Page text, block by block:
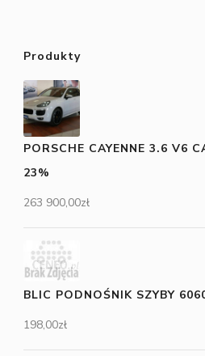
Produkty
PORSCHE CAYENNE 3.6 V6
23%
263 900,00zł
BLIC PODNOŚNIK SZYBY
198,00zł